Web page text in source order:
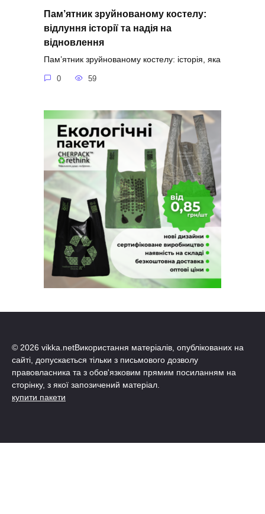
Пам’ятник зруйнованому костелу:
відлуння історії та надія на
відновлення
Пам’ятник зруйнованому костелу: історія, яка
0 59
© 2026 vikka.netВикористання матеріалів, опублікованих на
сайті, допускається тільки з письмового дозволу
правовласника та з обов'язковим прямим посиланням на
сторінку, з якої запозичений матеріал.
купити пакети